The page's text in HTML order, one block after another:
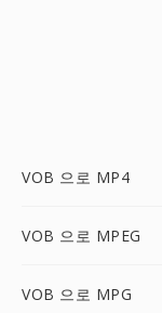
VOB 으로 MP4
VOB 으로 MPEG
VOB 으로 MPG